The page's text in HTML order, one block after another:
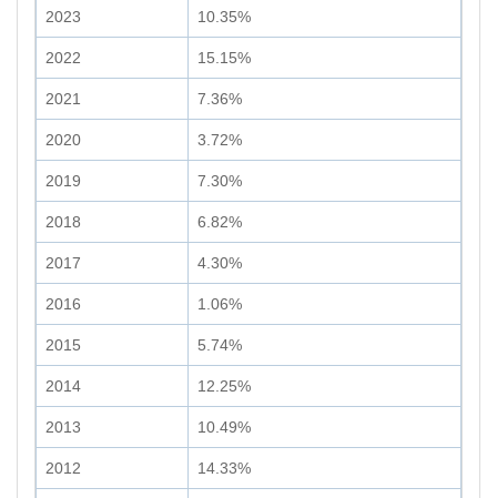
2023 10.35%
2022 15.15%
2021 7.36%
2020 3.72%
2019 7.30%
2018 6.82%
2017 4.30%
2016 1.06%
2015 5.74%
2014 12.25%
2013 10.49%
2012 14.33%